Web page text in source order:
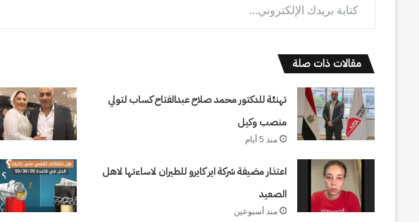
مقالات ذات صلة
تهنئة للدكتور محمد صلاح عبدالفتاح كساب لتولي
منصب وكيل
منذ 5 أيام
اعتذار مضيفة شركة اير كايرو للطيران لاساءتها لاهل
الصعيد
منذ أسبوعين